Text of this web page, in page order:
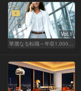
Vol.1
華麗なる転職～年収1,000万超の道～